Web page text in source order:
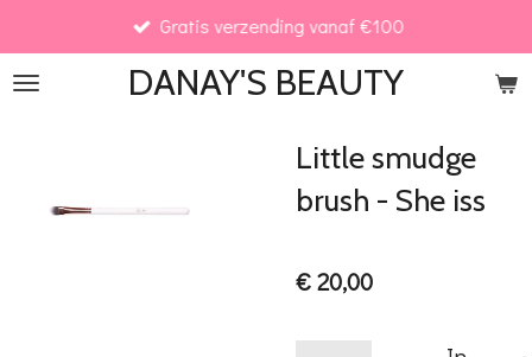
direct
naar
DANAY'S BEAUTY
Gratis verzending vanaf €100
Little smudge
brush - She iss
€ 20,00